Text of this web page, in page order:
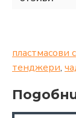
пластмасови
тенджери,